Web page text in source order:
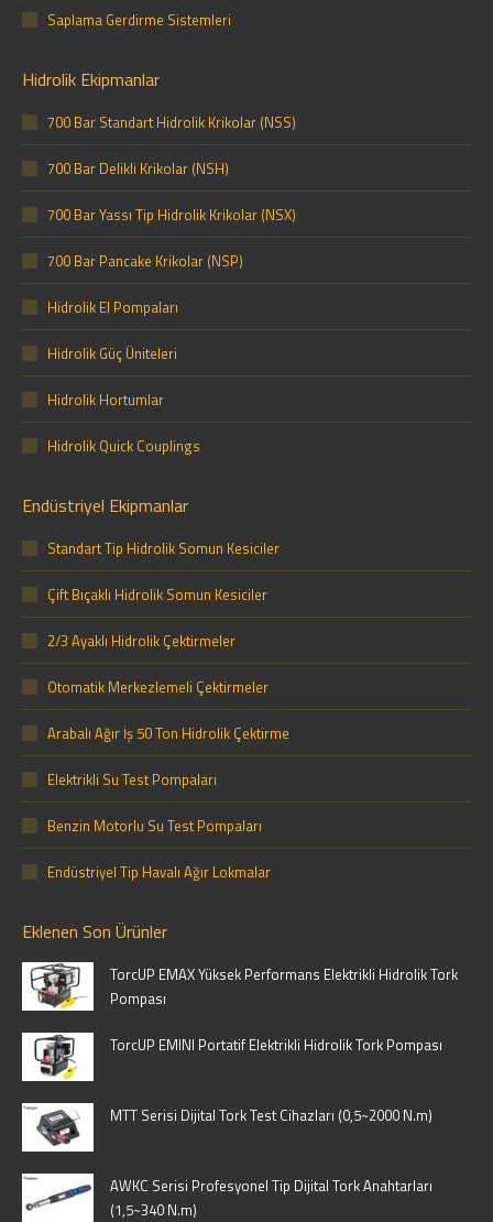
Saplama Gerdirme Sistemleri
Hidrolik Ekipmanlar
700 Bar Standart Hidrolik Krikolar (NSS)
700 Bar Delikli Krikolar (NSH)
700 Bar Yassı Tip Hidrolik Krikolar (NSX)
700 Bar Pancake Krikolar (NSP)
Hidrolik El Pompaları
Hidrolik Güç Üniteleri
Hidrolik Hortumlar
Hidrolik Quick Couplings
Endüstriyel Ekipmanlar
Standart Tip Hidrolik Somun Kesiciler
Çift Bıçaklı Hidrolik Somun Kesiciler
2/3 Ayaklı Hidrolik Çektirmeler
Otomatik Merkezlemeli Çektirmeler
Arabalı Ağır İş 50 Ton Hidrolik Çektirme
Elektrikli Su Test Pompaları
Benzin Motorlu Su Test Pompaları
Endüstriyel Tip Havalı Ağır Lokmalar
Eklenen Son Ürünler
TorcUP EMAX Yüksek Performans Elektrikli Hidrolik Tork
Pompası
TorcUP EMINI Portatif Elektrikli Hidrolik Tork Pompası
MTT Serisi Dijital Tork Test Cihazları (0,5~2000 N.m)
AWKC Serisi Profesyonel Tip Dijital Tork Anahtarları
(1,5~340 N.m)